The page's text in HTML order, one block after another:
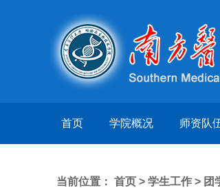
首页 学院概况 师资队
当前位置： 首页 > 学生工作 > 团